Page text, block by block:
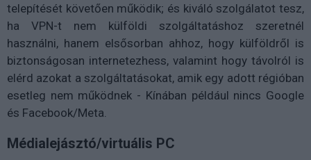
telepítését követően működik; és kiváló szolgálatot tesz,
ha VPN-t nem külföldi szolgáltatáshoz szeretnél
használni, hanem elsősorban ahhoz, hogy külföldről is
biztonságosan internetezhess, valamint hogy távolról is
elérd azokat a szolgáltatásokat, amik egy adott régióban
esetleg nem működnek - Kínában például nincs Google
és Facebook/Meta.
Médialejásztó/virtuális PC